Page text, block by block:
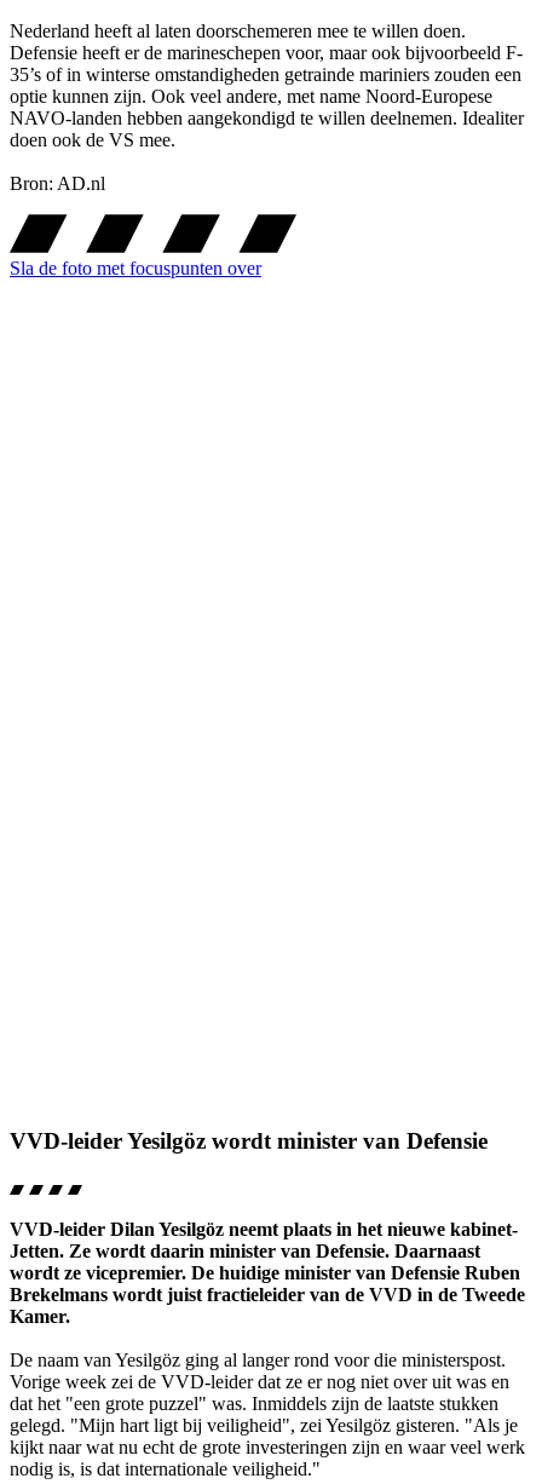
Nederland heeft al laten doorschemeren mee te willen doen.
Defensie heeft er de marineschepen voor, maar ook bijvoorbeeld F-
35’s of in winterse omstandigheden getrainde mariniers zouden een
optie kunnen zijn. Ook veel andere, met name Noord-Europese
NAVO-landen hebben aangekondigd te willen deelnemen. Idealiter
doen ook de VS mee.
Bron: AD.nl
Sla de foto met focuspunten over
VVD-leider Yesilgöz wordt minister van Defensie
VVD-leider Dilan Yesilgöz neemt plaats in het nieuwe kabinet-
Jetten. Ze wordt daarin minister van Defensie. Daarnaast
wordt ze vicepremier. De huidige minister van Defensie Ruben
Brekelmans wordt juist fractieleider van de VVD in de Tweede
Kamer.
De naam van Yesilgöz ging al langer rond voor die ministerspost.
Vorige week zei de VVD-leider dat ze er nog niet over uit was en
dat het "een grote puzzel" was. Inmiddels zijn de laatste stukken
gelegd. "Mijn hart ligt bij veiligheid", zei Yesilgöz gisteren. "Als je
kijkt naar wat nu echt de grote investeringen zijn en waar veel werk
nodig is, is dat internationale veiligheid."